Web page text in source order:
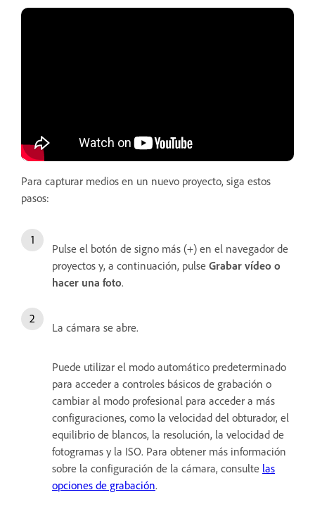
Para capturar medios en un nuevo proyecto, siga estos
pasos:
Pulse el botón de signo más (+) en el navegador de
proyectos y, a continuación, pulse Grabar vídeo o
hacer una foto.
La cámara se abre.
Puede utilizar el modo automático predeterminado
para acceder a controles básicos de grabación o
cambiar al modo profesional para acceder a más
configuraciones, como la velocidad del obturador, el
equilibrio de blancos, la resolución, la velocidad de
fotogramas y la ISO. Para obtener más información
sobre la configuración de la cámara, consulte las
opciones de grabación.